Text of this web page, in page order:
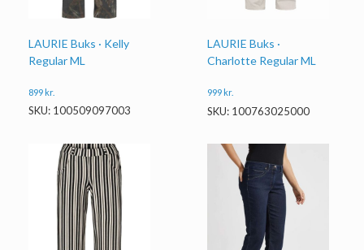
LAURIE Buks · Kelly
Regular ML
899kr.
SKU: 100509097003
LAURIE Buks ·
Charlotte Regular ML
999 kr.
SKU: 100763025000